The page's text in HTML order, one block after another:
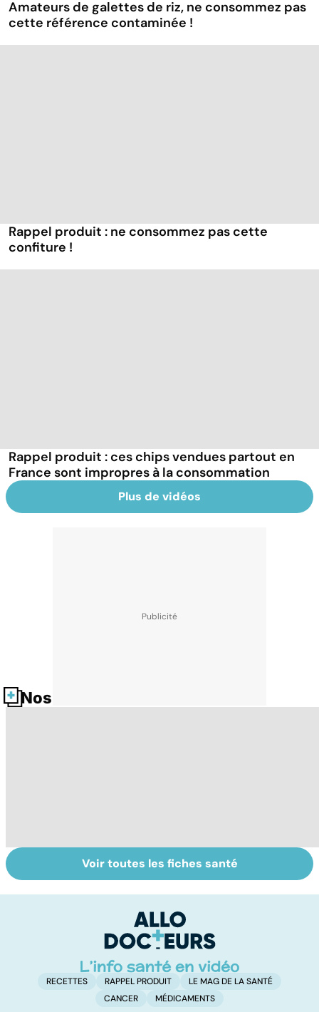
Amateurs de galettes de riz, ne consommez pas
cette référence contaminée !
Rappel produit : ne consommez pas cette
confiture !
Rappel produit : ces chips vendues partout en
France sont impropres à la consommation
Plus de vidéos
Nos fiches santé
Tout savoir sur
les infections
Inflammation des
amygdales : que
d'angine ?
Voir toutes les fiches santé
RECETTES RAPPEL PRODUIT
LE MAG DE LA SANTÉ
CANCER
MÉDICAMENTS